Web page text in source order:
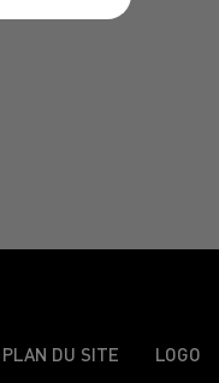
PLAN DU SITE LOGO